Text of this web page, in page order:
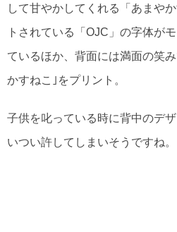
して甘やかしてくれる「あまや
トされている「OJC」の字体が
ているほか、背面には満面の笑
かすねこ｣をプリント。
子供を叱っている時に背中のデ
いつい許してしまいそうですね。